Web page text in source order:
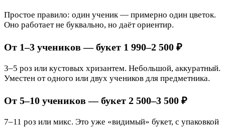
Простое правило: один ученик — примерно один цветок.
Оно работает не буквально, но даёт ориентир.
От 1–3 учеников — букет 1 990–2 500 ₽
3–5 роз или кустовых хризантем. Небольшой, аккуратный.
Уместен от одного или двух учеников для предметника.
От 5–10 учеников — букет 2 500–3 500 ₽
7–11 роз или микс. Это уже «видимый» букет, с упаковкой